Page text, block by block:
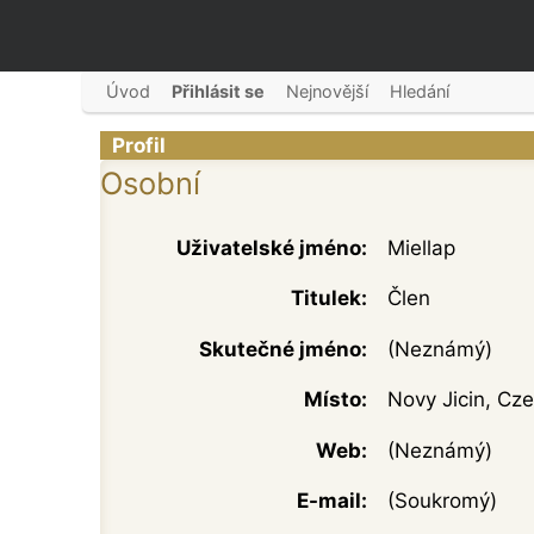
Úvod Přihlásit se Nejnovější Hledání
Profil
Osobní
Uživatelské jméno: Miellap
Titulek: Člen
Skutečné jméno: (Neznámý)
Místo: Novy Jicin,
Web: (Neznámý)
E-mail: (Soukromý)